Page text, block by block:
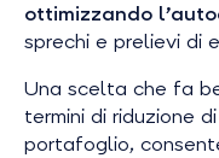
ottimizzando
sprechi e prelievi di
Una scelta che fa
termini di riduzione
portafoglio,